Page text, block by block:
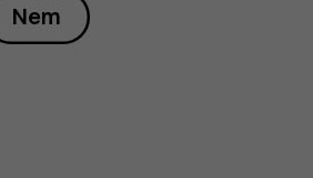
Nem